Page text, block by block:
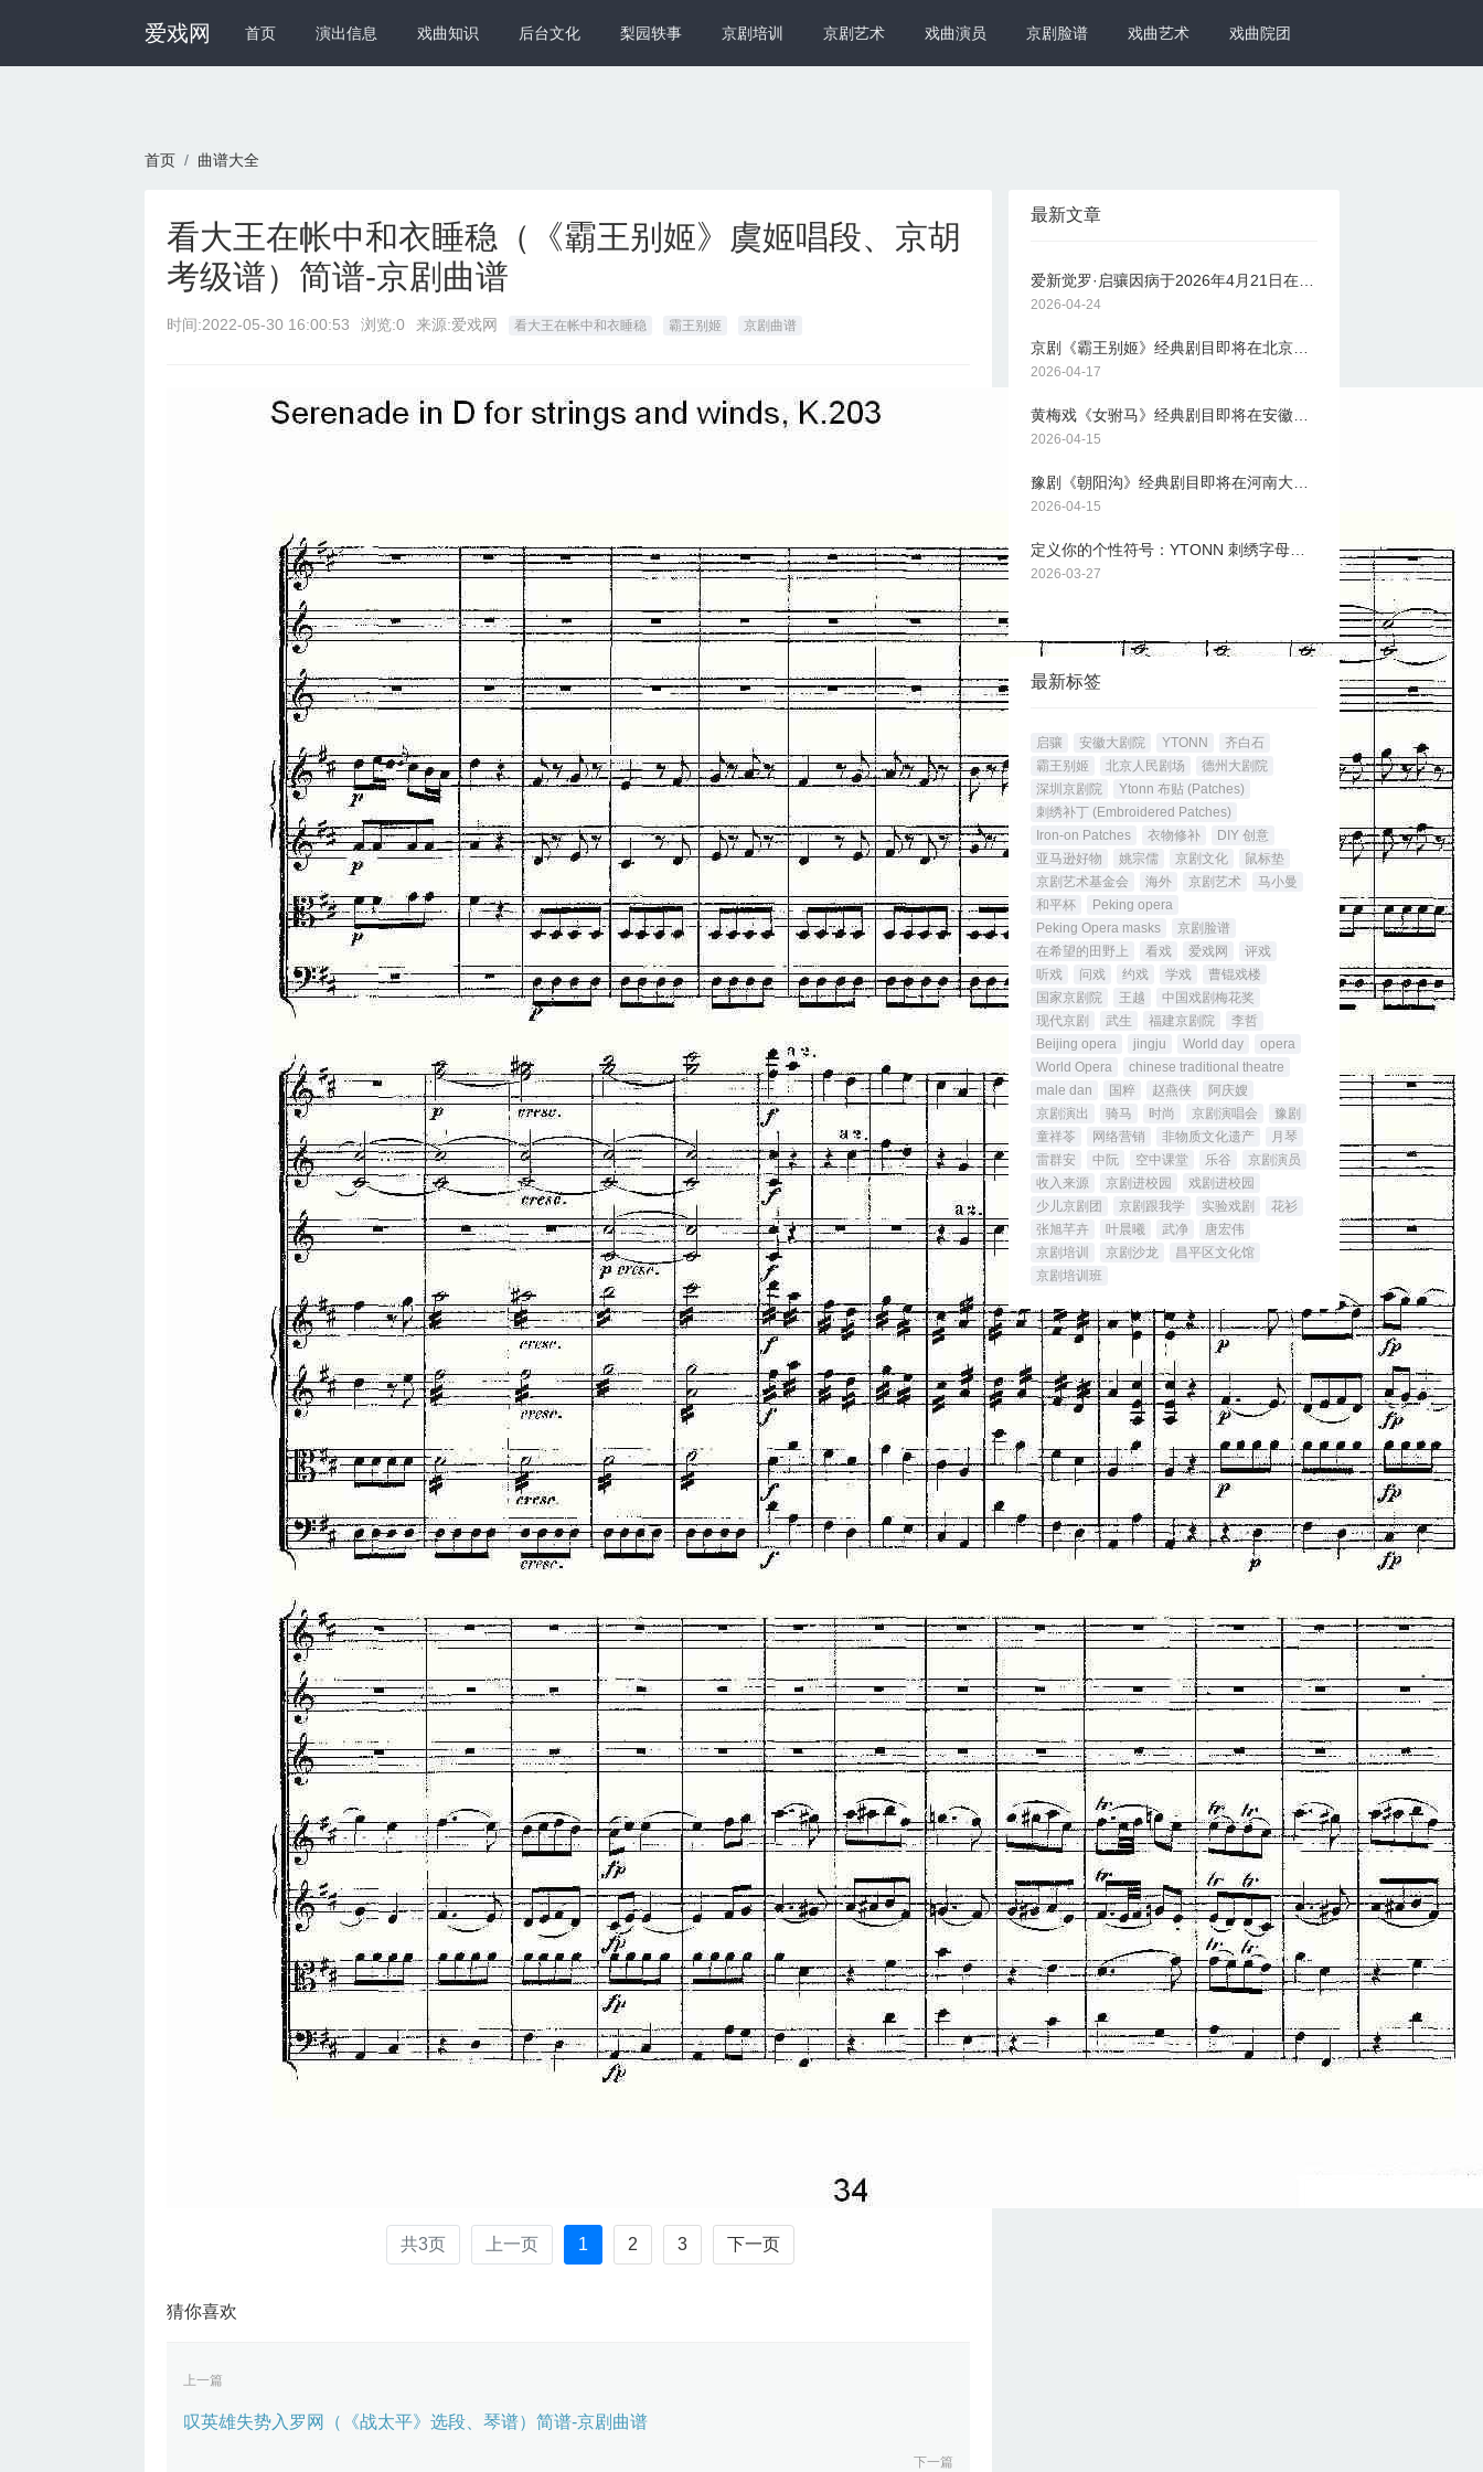
爱戏网 首页 演出信息 戏曲知识 后台文化 梨园轶事 京剧培训 京剧艺术 戏曲演员 京剧脸谱 戏曲艺术 戏曲院团
首页 曲谱大全
看大王在帐中和衣睡稳（《霸王别姬》虞姬唱段、京胡
考级谱）简谱-京剧曲谱
时间:2022-05-30 16:00:53 浏览:0 来源:爱戏网 看大王在帐中和衣睡稳 霸王别姬 京剧曲谱
共3页 上一页 1 2 3 下一页
猜你喜欢
上一篇
叹英雄失势入罗网（《战太平》选段、琴谱）简谱-京剧曲谱
下一篇
最新文章
爱新觉罗·启骧因病于2026年4月21日在北京逝世，享年91岁
2026-04-24
京剧《霸王别姬》经典剧目即将在北京长安大戏院上演
2026-04-17
黄梅戏《女驸马》经典剧目即将在安徽大剧院上演
2026-04-15
豫剧《朝阳沟》经典剧目即将在河南大剧院上演
2026-04-15
定义你的个性符号：YTONN 刺绣字母布贴
2026-03-27
最新标签
启骧 安徽大剧院 YTONN
齐白石
霸王别姬
北京人民剧场
德州大剧院
深圳京剧院
Ytonn 布贴 (Patches)
刺绣补丁 (Embroidered Patches)
Iron-on Patches
衣物修补
DIY 创意
亚马逊好物
姚宗儒 京剧文化
鼠标垫
京剧艺术基金会
海外 京剧艺术
马小曼
和平杯
Peking opera
Peking Opera masks
京剧脸谱
在希望的田野上
看戏 爱戏网
评戏
听戏
问戏 约戏 学戏
曹锟戏楼
国家京剧院
王越
中国戏剧梅花奖
现代京剧
武生 福建京剧院
李哲
Beijing opera
jingju World day
opera
World Opera
chinese traditional theatre
male dan
国粹 赵燕侠
阿庆嫂
京剧演出
骑马 时尚 京剧演唱会
豫剧
童祥苓
网络营销 非物质文化遗产
月琴
雷群安
中阮 空中课堂 乐谷
京剧演员
收入来源
京剧进校园
戏剧进校园
少儿京剧团
京剧跟我学 实验戏剧
花衫
张旭芊卉
叶晨曦 武净
唐宏伟
京剧培训
京剧沙龙
昌平区文化馆
京剧培训班